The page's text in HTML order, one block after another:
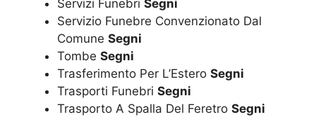
Servizi Funebri Segni
Servizio Funebre Convenzionato Dal
Comune Segni
Tombe Segni
Trasferimento Per L’Estero Segni
Trasporti Funebri Segni
Trasporto A Spalla Del Feretro Segni